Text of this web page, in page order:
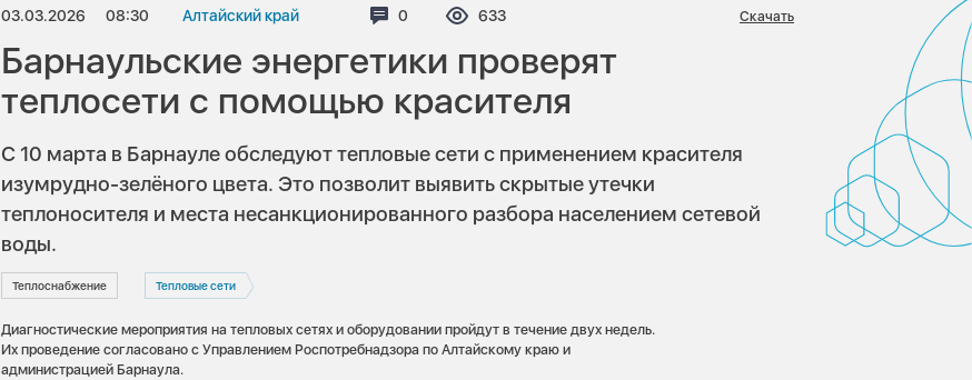
03.03.2026 08:30 Алтайский край Комментариев:
0 Просмотров:
633 Скачать
Барнаульские энергетики проверят
теплосети с помощью красителя
С 10 марта в Барнауле обследуют тепловые сети с применением красителя
изумрудно-зелёного цвета. Это позволит выявить скрытые утечки
теплоносителя и места несанкционированного разбора населением сетевой
воды.
Теплоснабжение Тепловые сети
Диагностические мероприятия на тепловых сетях и оборудовании пройдут в течение двух недель.
Их проведение согласовано с Управлением Роспотребнадзора по Алтайскому краю и
администрацией Барнаула.